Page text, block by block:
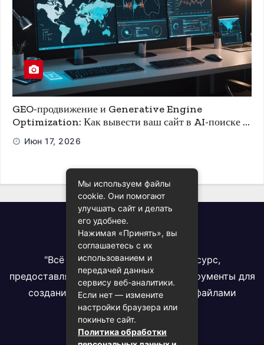
GEO-продвижение и Generative Engine
Optimization: Как вывести ваш сайт в AI-поиске и
ChatGPT
Июн 17, 2026
Всё про PDF
"Всё про PDF" - комплексный ресурс,
предоставляющий информацию и инструменты для
создания, конвертации и работы с файлами
формата PDF
Мы используем файлы
cookie. Они помогают
улучшать сайт и делать
его удобнее.
Нажимая «Принять», вы
соглашаетесь с их
использованием и
передачей данных
сервису веб-аналитики.
Если нет — измените
настройки браузера или
покиньте сайт.
Политика обработки